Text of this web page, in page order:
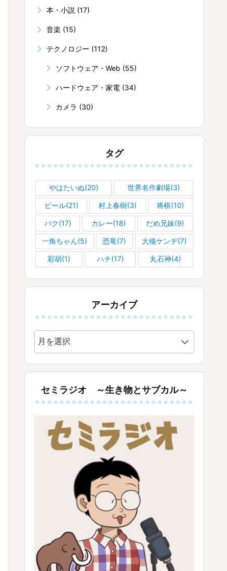
本・小説 (17)
音楽 (15)
テクノロジー (112)
ソフトウェア・Web (55)
ハードウェア・家電 (34)
カメラ (30)
タグ
やはたいぬ(20) 世界名作劇場(3)
ビール(21) 村上春樹(3) 将棋(10)
バク(17) カレー(18) だめ兄妹(9)
一角ちゃん(5) 恐竜(7) 大槻ケンヂ(7)
彩胡(1) ハチ(17) 丸石神(4)
アーカイブ
ア
ー
カ
イ
ブ
セミラジオ ～生き物とサブカル～